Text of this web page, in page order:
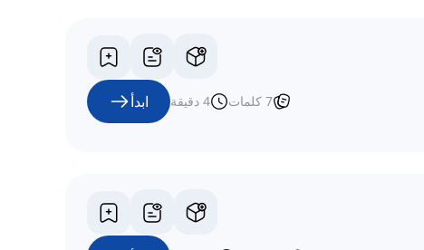
7 كلمات 4 دقيقة ابدأ